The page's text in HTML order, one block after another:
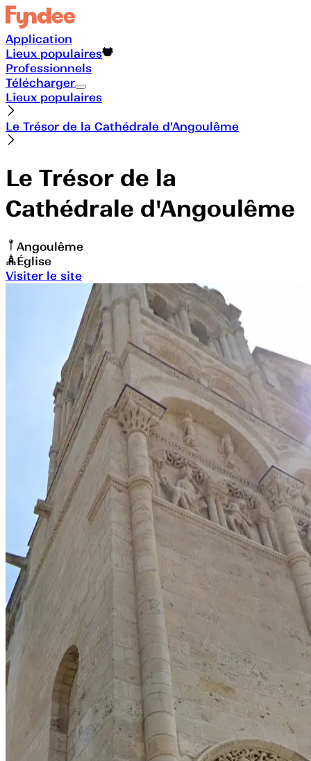
Application
Lieux populaires
Professionnels
Télécharger
Lieux populaires
Le Trésor de la Cathédrale d'Angoulême
Le Trésor de la
Cathédrale d'Angoulême
Angoulême
Église
Visiter le site